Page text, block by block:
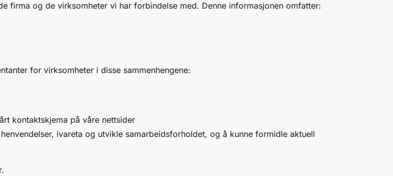
firma og de virksomheter vi har forbindelse med. Denne informasjonen omfatter:
for virksomheter i disse sammenhengene:
kontaktskjema på våre nettsider
ivareta og utvikle samarbeidsforholdet, og å kunne formidle aktuell
.